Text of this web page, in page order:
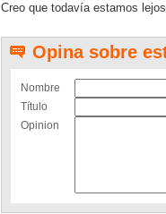
Creo que todavía estamos
Opina sobre
Nombre
Título
Opinion